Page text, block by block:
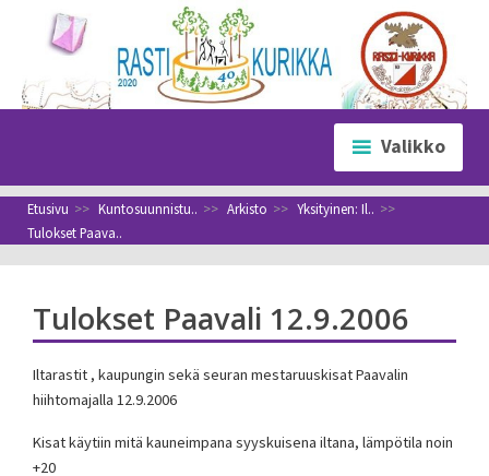
sisältöön
Valikko
Etusivu >> Kuntosuunnistu.. >> Arkisto >> Yksityinen: Il.. >>
Tulokset Paava..
Tulokset Paavali 12.9.2006
Iltarastit , kaupungin sekä seuran mestaruuskisat Paavalin
hiihtomajalla 12.9.2006
Kisat käytiin mitä kauneimpana syyskuisena iltana, lämpötila noin
+20